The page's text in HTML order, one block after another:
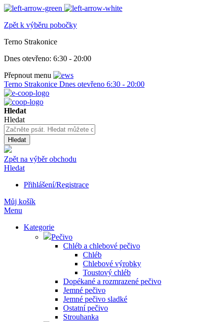
Zpět k výběru pobočky
Terno Strakonice
Dnes otevřeno: 6:30 - 20:00
Přepnout menu
Terno Strakonice Dnes otevřeno 6:30 - 20:00
Hledat
Hledat
Hledat
Zpět na výběr obchodu
Hledat
Přihlášení/Registrace
Můj košík
Menu
Kategorie
Pečivo
Chléb a chlebové pečivo
Chléb
Chlebové výrobky
Toustový chléb
Dopékané a rozmrazené pečivo
Jemné pečivo
Jemné pečivo sladké
Ostatní pečivo
Strouhanka